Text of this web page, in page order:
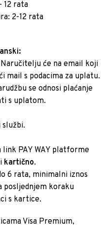
12 rata
2-12 rata
Naručitelju će na email koji
mail s podacima za uplatu.
se odnosi plaćanje
s uplatom.
službi.
link PAY WAY platforme
kartično.
6 rata, minimalni iznos
posljednjem koraku
s kartice.
Visa Premium,